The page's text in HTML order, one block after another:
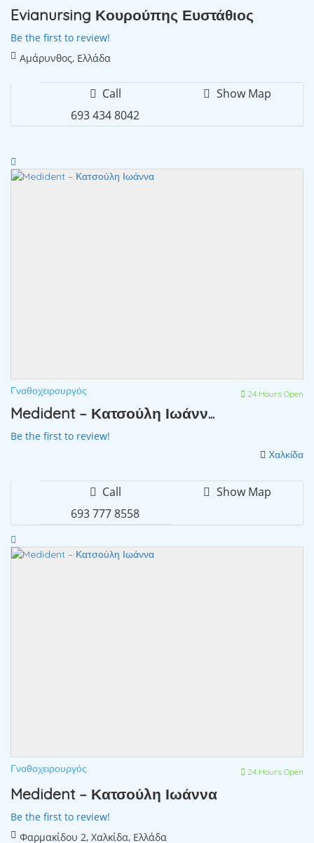
Evianursing Κουρούπης Ευστάθιος
Be the first to review!
Αμάρυνθος, Ελλάδα
Call
693 434 8042
Show Map
Γναθοχειρουργός 24 Hours Open
Medident – Κατσούλη Ιωάνν...
Be the first to review!
Χαλκίδα
Call
693 777 8558
Show Map
Γναθοχειρουργός 24 Hours Open
Medident – Κατσούλη Ιωάννα
Be the first to review!
Φαρμακίδου 2, Χαλκίδα, Ελλάδα